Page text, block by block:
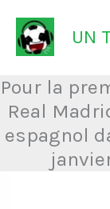
Aller
au
contenu
UN
Pour la
Real
espagnol